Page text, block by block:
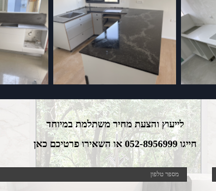
לייעוץ והצעת מחיר משתלמת במיוחד
חייגו 052-8956999 או השאירו פרטיכם כאן